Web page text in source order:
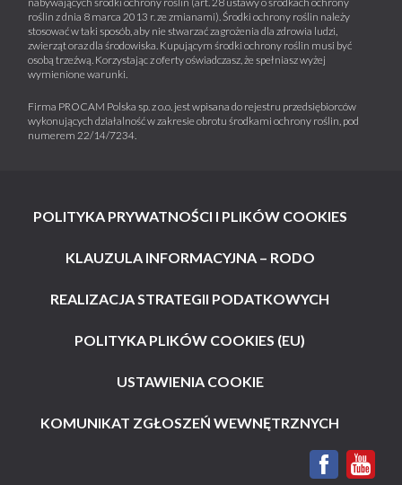
roślin z dnia 8 marca 2013 r. ze zmianami). Środki ochrony roślin należy
stosować w taki sposób, aby nie stwarzać zagrożenia dla zdrowia ludzi,
zwierząt oraz dla środowiska. Kupującym środki ochrony roślin musi być
osobą trzeźwą. Korzystając z oferty oświadczasz, że spełniasz wyżej
wymienione warunki.
Firma PROCAM Polska sp. z o.o. jest wpisana do rejestru przedsiębiorców
wykonujących działalność w zakresie obrotu środkami ochrony roślin, pod
numerem 22/14/7234.
POLITYKA PRYWATNOŚCI I PLIKÓW COOKIES
KLAUZULA INFORMACYJNA – RODO
REALIZACJA STRATEGII PODATKOWYCH
POLITYKA PLIKÓW COOKIES (EU)
USTAWIENIA COOKIE
KOMUNIKAT ZGŁOSZEŃ WEWNĘTRZNYCH